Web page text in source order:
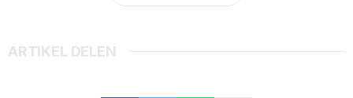
ARTIKEL DELEN